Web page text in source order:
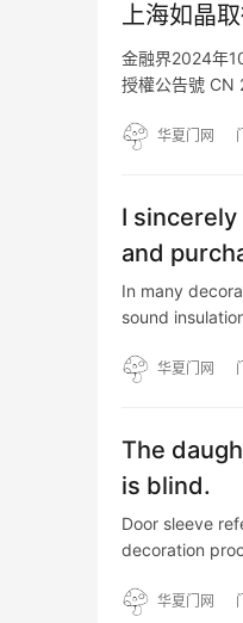
上海如晶
金融界2024年
授權公告號 CN
华夏门网
I
and
In many
sound
华夏门网
The
is blind.
Door sleeve
decoration
华夏门网